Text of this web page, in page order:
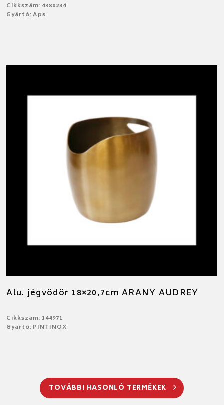
Cikkszám: 4380234
Gyártó: Aps
Alu. jégvödör 18×20,7cm ARANY AUDREY
Cikkszám: 144971
Gyártó: PINTINOX
TOVÁBBI HASONLÓ TERMÉKEK